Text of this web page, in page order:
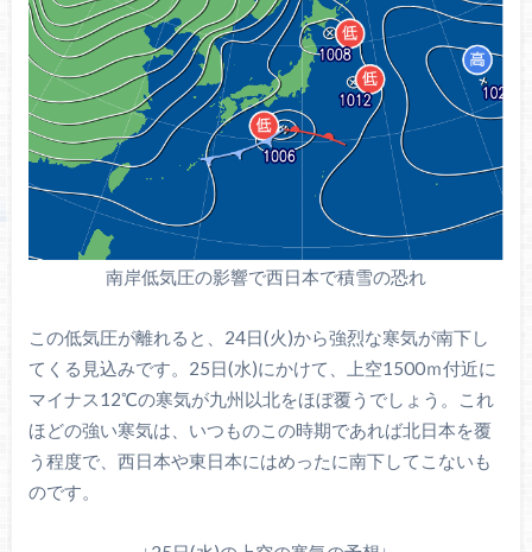
南岸低気圧の影響で西日本で積雪の恐れ
この低気圧が離れると、24日(火)から強烈な寒気が南下し
てくる見込みです。25日(水)にかけて、上空1500ｍ付近に
マイナス12℃の寒気が九州以北をほぼ覆うでしょう。これ
ほどの強い寒気は、いつものこの時期であれば北日本を覆
う程度で、西日本や東日本にはめったに南下してこないも
のです。